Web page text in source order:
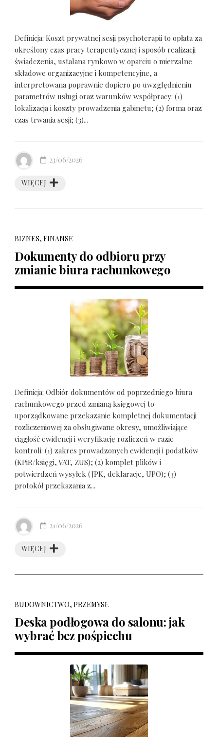
Definicja: Koszt prywatnej sesji psychoterapii to opłata za
określony czas pracy terapeutycznej i sposób realizacji
świadczenia, ustalana rynkowo w oparciu o mierzalne
składowe organizacyjne i kompetencyjne, a
interpretowana poprawnie dopiero po uwzględnieniu
parametrów usługi oraz warunków współpracy: (1)
lokalizacja i koszty prowadzenia gabinetu; (2) forma oraz
czas trwania sesji; (3)...
WIĘCEJ
23/06/2026
BIZNES, FINANSE
Dokumenty do odbioru przy
zmianie biura rachunkowego
Definicja: Odbiór dokumentów od poprzedniego biura
rachunkowego przed zmianą księgowej to
uporządkowane przekazanie kompletnej dokumentacji
rozliczeniowej za obsługiwane okresy, umożliwiające
ciągłość ewidencji i weryfikację rozliczeń w razie
kontroli: (1) zakres prowadzonych ewidencji i podatków
(KPiR/księgi, VAT, ZUS); (2) komplet plików i
potwierdzeń wysyłek (JPK, deklaracje, UPO); (3)
protokół przekazania z...
WIĘCEJ
21/06/2026
BUDOWNICTWO, PRZEMYSŁ
Deska podłogowa do salonu: jak
wybrać bez pośpiechu